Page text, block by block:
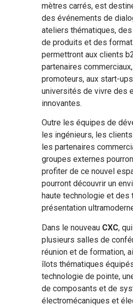
mètres carrés, est
des événements de
ateliers thématiques,
de produits et des
permettront aux clients
partenaires
promoteurs, aux start-
universités de vivre des
innovantes.
Outre les équipes de
les ingénieurs, les
les partenaires
groupes externes
profiter de ce nouvel
pourront découvrir un
haute technologie et des
présentation
Dans le nouveau CXC,
plusieurs salles de
réunion et de formation,
îlots thématiques
technologie de pointe,
de composants et de
électromécaniques et